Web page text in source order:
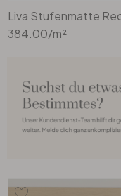
384.00/m²